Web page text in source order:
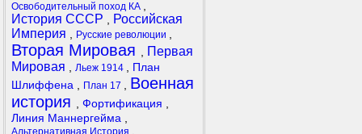
Освободительный поход КА
История СССР
Российская
Империя
Русские революции
Вторая Мировая
Первая
Мировая
Льеж 1914
План
Шлиффена
План 17
Военная
история
Фортификация
Линия Маннергейма
Альтернативная История